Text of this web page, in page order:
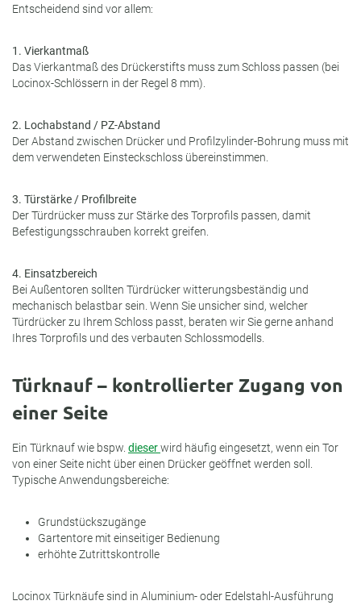
Entscheidend sind vor allem:
1. Vierkantmaß
Das Vierkantmaß des Drückerstifts muss zum Schloss passen (bei
Locinox-Schlössern in der Regel 8 mm).
2. Lochabstand / PZ-Abstand
Der Abstand zwischen Drücker und Profilzylinder-Bohrung muss mit
dem verwendeten Einsteckschloss übereinstimmen.
3. Türstärke / Profilbreite
Der Türdrücker muss zur Stärke des Torprofils passen, damit
Befestigungsschrauben korrekt greifen.
4. Einsatzbereich
Bei Außentoren sollten Türdrücker witterungsbeständig und
mechanisch belastbar sein. Wenn Sie unsicher sind, welcher
Türdrücker zu Ihrem Schloss passt, beraten wir Sie gerne anhand
Ihres Torprofils und des verbauten Schlossmodells.
Türknauf – kontrollierter Zugang von
einer Seite
Ein Türknauf wie bspw. dieserwird häufig eingesetzt, wenn ein Tor
von einer Seite nicht über einen Drücker geöffnet werden soll.
Typische Anwendungsbereiche:
Grundstückszugänge
Gartentore mit einseitiger Bedienung
erhöhte Zutrittskontrolle
Locinox Türknäufe sind in Aluminium- oder Edelstahl-Ausführung